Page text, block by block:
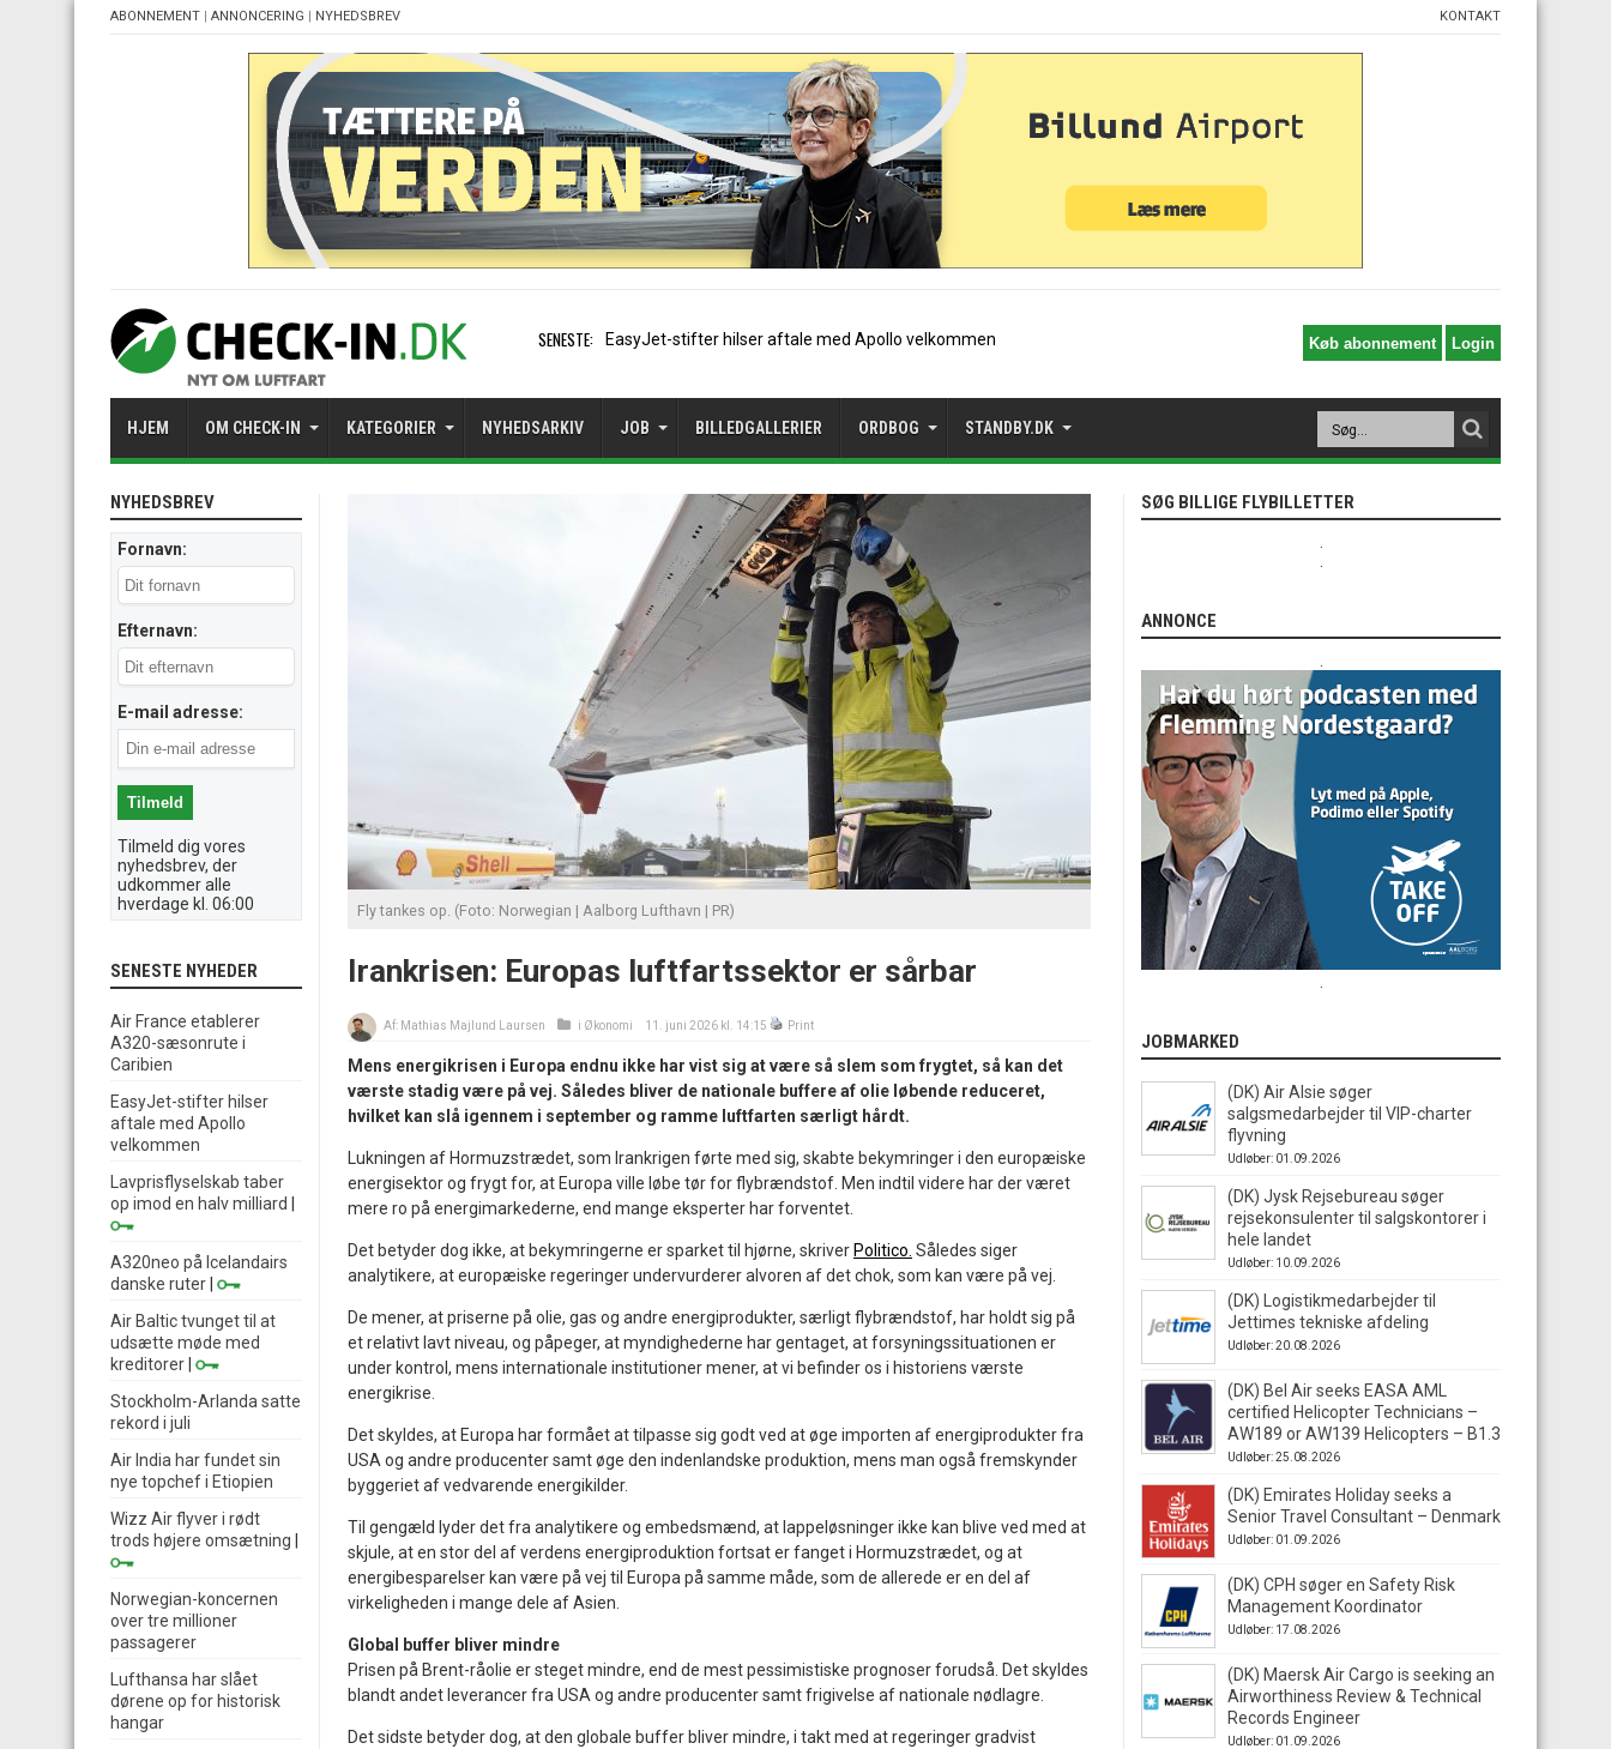
ABONNEMENT | ANNONCERING | NYHEDSBREV KONTAKT
SENESTE: Air France etablerer A320-sæ
HJEM OM CHECK-IN KATEGORIER NYHEDSARKIV JOB BILLEDGALLERIER ORDBOG STANDBY.DK
Fly tankes op. (Foto: Norwegian | Aalborg Lufthavn | PR)
Irankrisen: Europas luftfartssektor er sårbar
Af: Mathias Majlund Laursen i Økonomi 11. juni 2026 kl. 14:15 Print
Mens energikrisen i Europa endnu ikke har vist sig at være så slem som frygtet, så kan det
værste stadig være på vej. Således bliver de nationale buffere af olie løbende reduceret,
hvilket kan slå igennem i september og ramme luftfarten særligt hårdt.
Lukningen af Hormuzstrædet, som Irankrigen førte med sig, skabte bekymringer i den europæiske
energisektor og frygt for, at Europa ville løbe tør for flybrændstof. Men indtil videre har der været
mere ro på energimarkederne, end mange eksperter har forventet.
Det betyder dog ikke, at bekymringerne er sparket til hjørne, skriver Politico. Således siger
analytikere, at europæiske regeringer undervurderer alvoren af det chok, som kan være på vej.
De mener, at priserne på olie, gas og andre energiprodukter, særligt flybrændstof, har holdt sig på
et relativt lavt niveau, og påpeger, at myndighederne har gentaget, at forsyningssituationen er
under kontrol, mens internationale institutioner mener, at vi befinder os i historiens værste
energikrise.
Det skyldes, at Europa har formået at tilpasse sig godt ved at øge importen af energiprodukter fra
USA og andre producenter samt øge den indenlandske produktion, mens man også fremskynder
byggeriet af vedvarende energikilder.
Til gengæld lyder det fra analytikere og embedsmænd, at lappeløsninger ikke kan blive ved med at
skjule, at en stor del af verdens energiproduktion fortsat er fanget i Hormuzstrædet, og at
energibesparelser kan være på vej til Europa på samme måde, som de allerede er en del af
virkeligheden i mange dele af Asien.
Global buffer bliver mindre
Prisen på Brent-råolie er steget mindre, end de mest pessimistiske prognoser forudså. Det skyldes
blandt andet leverancer fra USA og andre producenter samt frigivelse af nationale nødlagre.
Det sidste betyder dog, at den globale buffer bliver mindre, i takt med at regeringer gradvist
NYHEDSBREV
Fornavn:
Efternavn:
E-mail adresse:
Tilmeld dig vores
nyhedsbrev, der
udkommer alle
hverdage kl. 06:00
SENESTE NYHEDER
Air France etablerer
A320-sæsonrute i
Caribien
EasyJet-stifter hilser
aftale med Apollo
velkommen
Lavprisflyselskab taber
op imod en halv milliard
A320neo på Icelandairs
danske ruter
Air Baltic tvunget til at
udsætte møde med
kreditorer
Stockholm-Arlanda satte
rekord i juli
Air India har fundet sin
nye topchef i Etiopien
Wizz Air flyver i rødt
trods højere omsætning
Norwegian-koncernen
over tre millioner
passagerer
Lufthansa har slået
dørene op for historisk
hangar
SØG BILLIGE FLYBILLETTER
ANNONCE
JOBMARKED
(DK) Air Alsie søger
salgsmedarbejder til VIP-charter
flyvning
Udløber: 01.09.2026
(DK) Jysk Rejsebureau søger
rejsekonsulenter til salgskontorer i
hele landet
Udløber: 10.09.2026
(DK) Logistikmedarbejder til
Jettimes tekniske afdeling
Udløber: 20.08.2026
(DK) Bel Air seeks EASA AML
certified Helicopter Technicians –
AW189 or AW139 Helicopters – B1.3
Udløber: 25.08.2026
(DK) Emirates Holiday seeks a
Senior Travel Consultant – Denmark
Udløber: 01.09.2026
(DK) CPH søger en Safety Risk
Management Koordinator
Udløber: 17.08.2026
(DK) Maersk Air Cargo is seeking an
Airworthiness Review & Technical
Records Engineer
Udløber: 01.09.2026